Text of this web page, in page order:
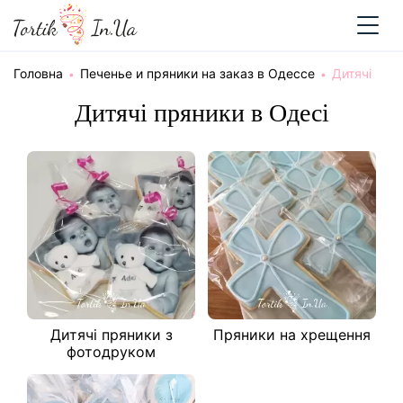
Головна Печенье и пряники на заказ в Одессе Дитячі
Дитячі пряники в Одесі
Дитячі пряники з
фотодруком
Пряники на хрещення